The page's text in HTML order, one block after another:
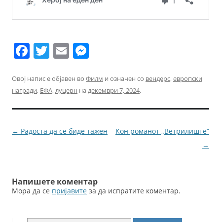
F
c
e
b
o
T
itt
er
E
ai
l
ss
e
n
g
Овој напис е објавен во Филм и означен со вендерс,европски
награди, ЕФА,луцерн на декември 7, 2024.
Навигација
← Радоста да се биде тажен
Кон романот „Ветрилиште“
→
Напишете коментар
Мора да се пријавите за да испратите коментар.